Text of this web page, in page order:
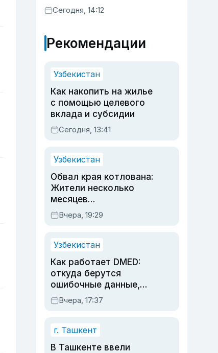
Сегодня, 14:12
Рекомендации
Узбекистан
Как накопить на жилье
с помощью целевого
вклада и субсидии
Сегодня, 13:41
Узбекистан
Обвал края котлована:
Жители несколько
месяцев
предупреждали об
опасности, но стройка
Вчера, 19:29
Узбекистан
Как работает DMED:
откуда берутся
ошибочные данные,
дубли аккаунтов и
очереди по онлайн-
Вчера, 17:37
г. Ташкент
В Ташкенте ввели